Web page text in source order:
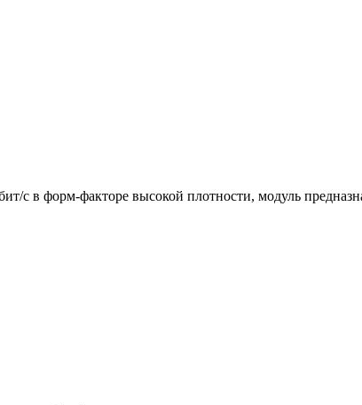
с в форм-факторе высокой плотности, модуль